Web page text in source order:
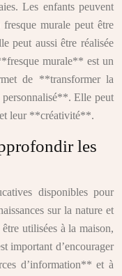
Les enfants peuvent
murale peut être
peut aussi être réalisée
murale** est un
de **transformer la
personnalisé**. Elle peut
leur **créativité**.
les
disponibles pour
sur la nature et
utilisées à la maison,
important d’encourager
d’information** et à